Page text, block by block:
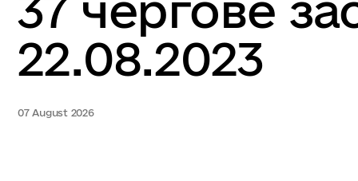
22.08.2023
07 August 2026